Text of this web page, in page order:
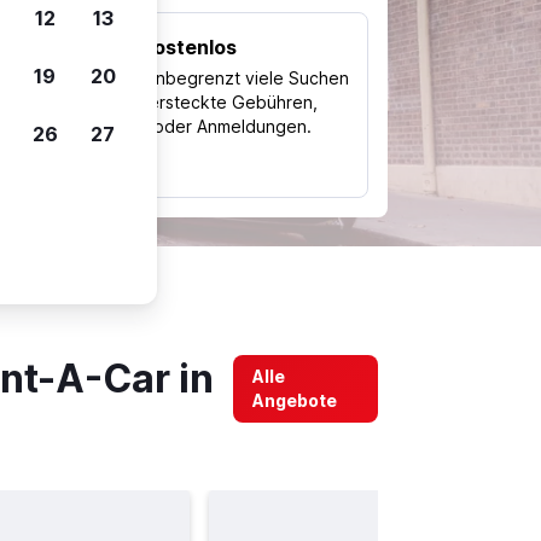
Kostenlos
Nutze unbegrenzt viele Suchen
ohne versteckte Gebühren,
Kosten oder Anmeldungen.
A-Car in
Alle
Angebote
12 13
19 20
26 27